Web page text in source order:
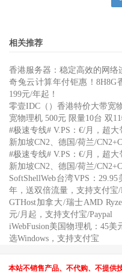
相关推荐
香港服务器：稳定高效的网络
奇兔云计算年付钜惠！8H8G
199元/年起！
零壹IDC（）香港特价大带宽
宽物理机 500元 限量10台 双11
#极速专线# V.PS：€/月，超
新加坡CN2、德国/荷兰/
#极速专线# V.PS：€/月，超
新加坡CN2、德国/荷兰/
SoftShellWeb台湾VPS：
年，送双倍流量，支持支付宝/
GTHost加拿大/瑞士AMD
元/月起，支持支付宝/Paypal
iWebFusion美国物理机：45
选Windows，支持支付宝
本站不销售产品、不代购、不提供